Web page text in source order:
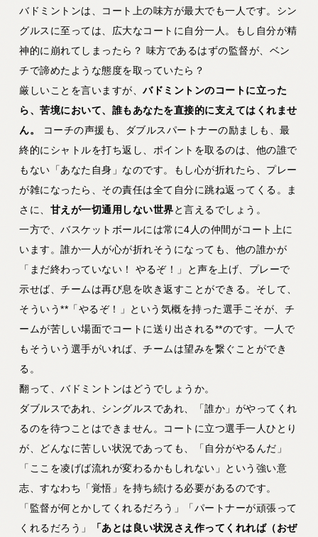
バドミントンは、コート上の味方が最大でも一人です。シン
グルスに至っては、広大なコートに自分一人。もし自分が精
神的に崩れてしまったら？ 味方であるはずの監督が、ベン
チで諦めたような態度を取っていたら？
厳しいことを言いますが、バドミントンのコートに立った
ら、苦境において、誰もあなたを直接的に支えてはくれませ
ん。
コーチの声援も、ダブルスパートナーの励ましも、最
終的にシャトルを打ち返し、ポイントを取るのは、他の誰で
もない「あなた自身」なのです。もし心が折れたら、プレー
が雑になったら、その責任は全て自分に跳ね返ってくる。ま
さに、 甘えが一切通用しない世界と言えるでしょう。
一方で、バスケットボールには常に4人の仲間がコート上に
います。誰か一人が心が折れそうになっても、他の誰かが
「まだ終わっていない！ やるぞ！」と声を上げ、プレーで
示せば、チームは再び息を吹き返すことができる。そして、
そういう**「やるぞ！」という気概を持った選手こそが、チ
ームが苦しい場面でコートに送り出される**のです。一人で
もそういう選手がいれば、チームは望みを繋ぐことができ
る。
翻って、バドミントンはどうでしょうか。
ダブルスであれ、シングルスであれ、「誰か」がやってくれ
るのを待つことはできません。コートに立つ選手一人ひとり
が、どんなに苦しい状況であっても、「自分がやるんだ」
「ここを凌げば流れが変わるかもしれない」という強い意
志、すなわち「覚悟」を持ち続ける必要があるのです。
「監督が何とかしてくれるだろう」「パートナーが頑張って
くれるだろう」
「あとは良い状況さえ作ってくれれば（おぜ